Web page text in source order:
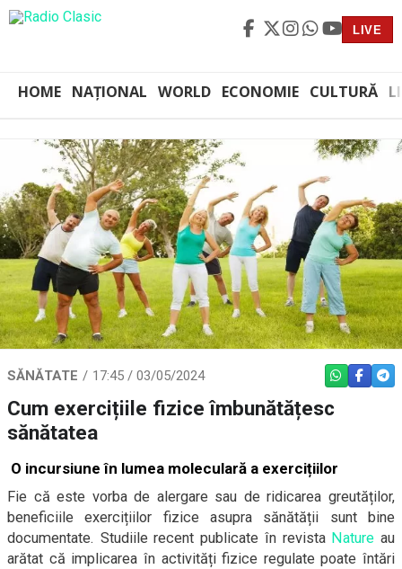
LIVE
HOME NAȚIONAL WORLD ECONOMIE CULTURĂ
SĂNĂTATE 17:45 / 03/05/2024 WHATSAPP
Cum exercițiile fizice îmbunătățesc
sănătatea
O incursiune în lumea moleculară a exercițiilor
Fie că este vorba de alergare sau de ridicarea greutăților,
beneficiile exercițiilor fizice asupra sănătății sunt bine
documentate. Studiile recent publicate în revista Nature au
arătat că implicarea în activități fizice regulate poate întări